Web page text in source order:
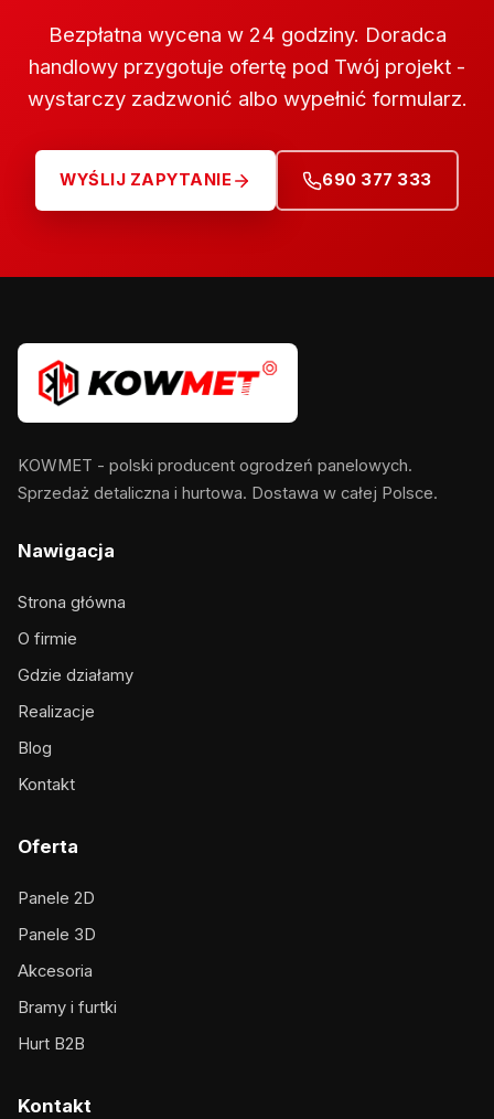
Bezpłatna wycena w 24 godziny. Doradca
handlowy przygotuje ofertę pod Twój projekt -
wystarczy zadzwonić albo wypełnić formularz.
WYŚLIJ ZAPYTANIE 690 377 333
KOWMET - polski producent ogrodzeń panelowych.
Sprzedaż detaliczna i hurtowa. Dostawa w całej Polsce.
Nawigacja
Strona główna
O firmie
Gdzie działamy
Realizacje
Blog
Kontakt
Oferta
Panele 2D
Panele 3D
Akcesoria
Bramy i furtki
Hurt B2B
Kontakt